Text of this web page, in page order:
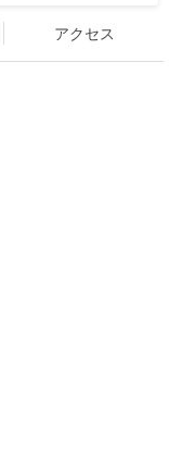
アクセス